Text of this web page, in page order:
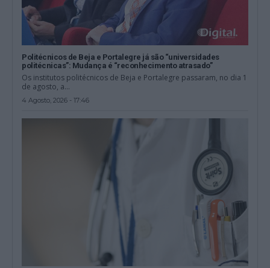
Politécnicos de Beja e Portalegre já são “universidades
politécnicas”: Mudança é “reconhecimento atrasado”
Os institutos politécnicos de Beja e Portalegre passaram, no dia 1
de agosto, a...
4 Agosto, 2026 - 17:46